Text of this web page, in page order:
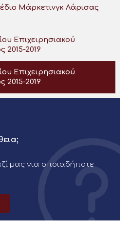
Μάρκετινγκ Λάρισας
Επιχειρησιακού
2015-2019
Επιχειρησιακού
2015-2019
μας για οποιαδήποτε